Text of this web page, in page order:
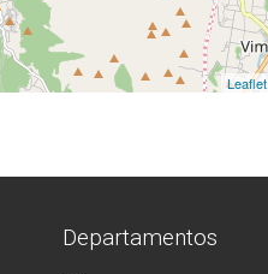
Leaflet
Departamentos